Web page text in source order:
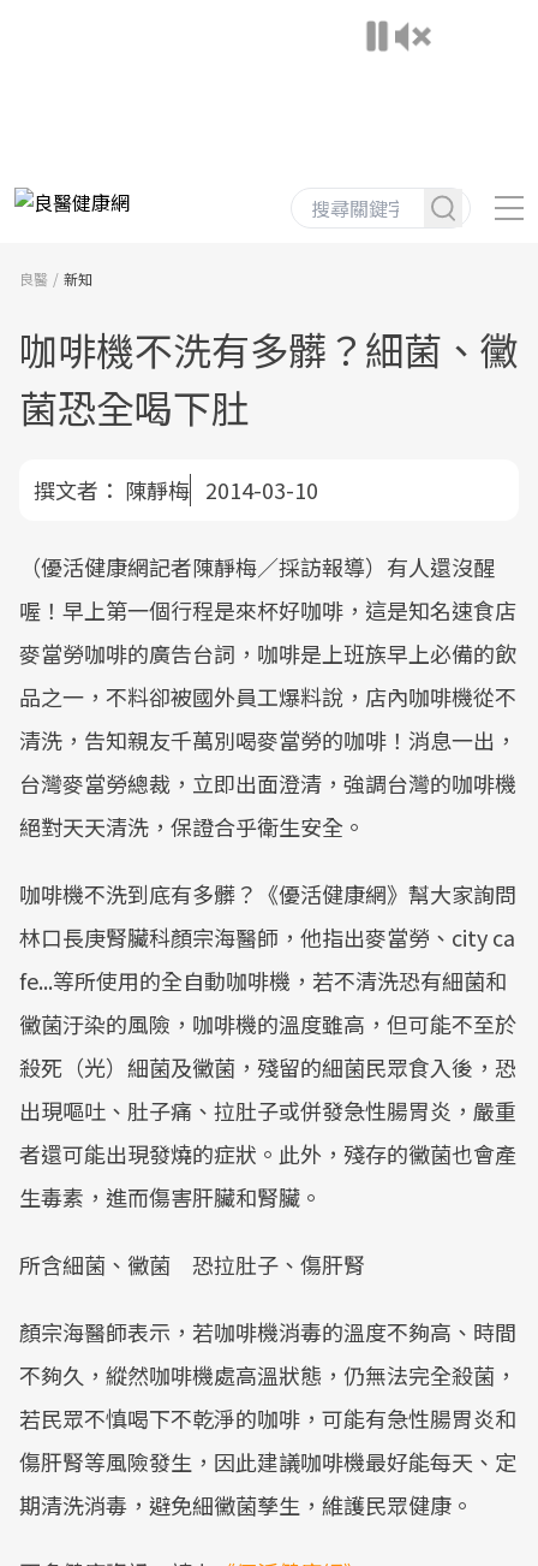
良醫 新知
咖啡機不洗有多髒？細菌、黴
菌恐全喝下肚
撰文者： 陳靜梅 2014-03-10
（優活健康網記者陳靜梅／採訪報導）有人還沒醒
喔！早上第一個行程是來杯好咖啡，這是知名速食店
麥當勞咖啡的廣告台詞，咖啡是上班族早上必備的飲
品之一，不料卻被國外員工爆料說，店內咖啡機從不
清洗，告知親友千萬別喝麥當勞的咖啡！消息一出，
台灣麥當勞總裁，立即出面澄清，強調台灣的咖啡機
絕對天天清洗，保證合乎衛生安全。
咖啡機不洗到底有多髒？《優活健康網》幫大家詢問
林口長庚腎臟科顏宗海醫師，他指出麥當勞、city ca
fe...等所使用的全自動咖啡機，若不清洗恐有細菌和
黴菌汙染的風險，咖啡機的溫度雖高，但可能不至於
殺死（光）細菌及黴菌，殘留的細菌民眾食入後，恐
出現嘔吐、肚子痛、拉肚子或併發急性腸胃炎，嚴重
者還可能出現發燒的症狀。此外，殘存的黴菌也會產
生毒素，進而傷害肝臟和腎臟。
所含細菌、黴菌 恐拉肚子、傷肝腎
顏宗海醫師表示，若咖啡機消毒的溫度不夠高、時間
不夠久，縱然咖啡機處高溫狀態，仍無法完全殺菌，
若民眾不慎喝下不乾淨的咖啡，可能有急性腸胃炎和
傷肝腎等風險發生，因此建議咖啡機最好能每天、定
期清洗消毒，避免細黴菌孳生，維護民眾健康。